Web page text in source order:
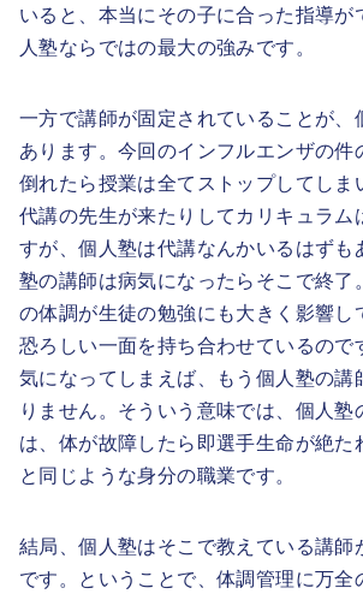
いると、本当にその子に合った指導が
人塾ならではの最大の強みです。
一方で講師が固定されていることが、
あります。今回のインフルエンザの件
倒れたら授業は全てストップしてしま
代講の先生が来たりしてカリキュラム
すが、個人塾は代講なんかいるはずも
塾の講師は病気になったらそこで終了
の体調が生徒の勉強にも大きく影響し
恐ろしい一面を持ち合わせているので
気になってしまえば、もう個人塾の講
りません。そういう意味では、個人塾
は、体が故障したら即選手生命が絶た
と同じような身分の職業です。
結局、個人塾はそこで教えている講師
です。ということで、体調管理に万全